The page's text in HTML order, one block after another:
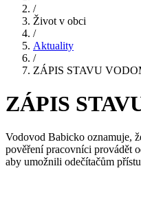
/
Život v obci
/
Aktuality
/
ZÁPIS STAVU
ZÁPIS
Vodovod Babicko oznamuje,
pověření pracovníci provádět
aby umožnili odečítačům